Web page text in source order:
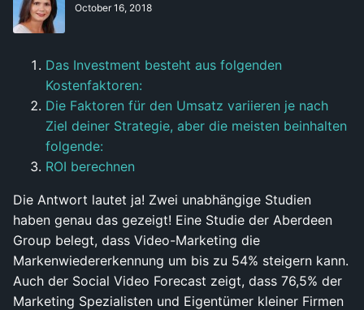
October 16, 2018
Das Investment besteht aus folgenden
Kostenfaktoren:
Die Faktoren für den Umsatz variieren je nach
Ziel deiner Strategie, aber die meisten beinhalten
folgende:
ROI berechnen
Die Antwort lautet ja! Zwei unabhängige Studien
haben genau das gezeigt! Eine Studie der Aberdeen
Group belegt, dass Video-Marketing die
Markenwiedererkennung um bis zu 54% steigern kann.
Auch der Social Video Forecast zeigt, dass 76,5% der
Marketing Spezialisten und Eigentümer kleiner Firmen